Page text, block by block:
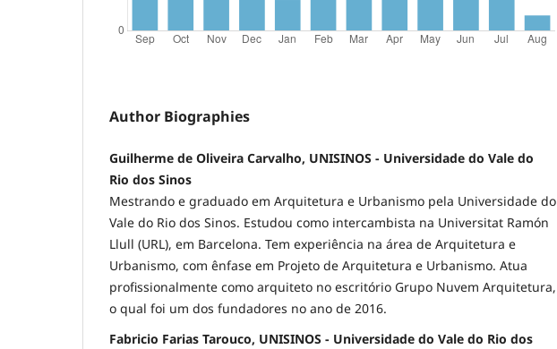
Author Biographies
Guilherme de Oliveira Carvalho, UNISINOS - Universidade do Vale do
Rio dos Sinos
Mestrando e graduado em Arquitetura e Urbanismo pela Universidade do
Vale do Rio dos Sinos. Estudou como intercambista na Universitat Ramón
Llull (URL), em Barcelona. Tem experiência na área de Arquitetura e
Urbanismo, com ênfase em Projeto de Arquitetura e Urbanismo. Atua
profissionalmente como arquiteto no escritório Grupo Nuvem Arquitetura,
o qual foi um dos fundadores no ano de 2016.
Fabricio Farias Tarouco, UNISINOS - Universidade do Vale do Rio dos